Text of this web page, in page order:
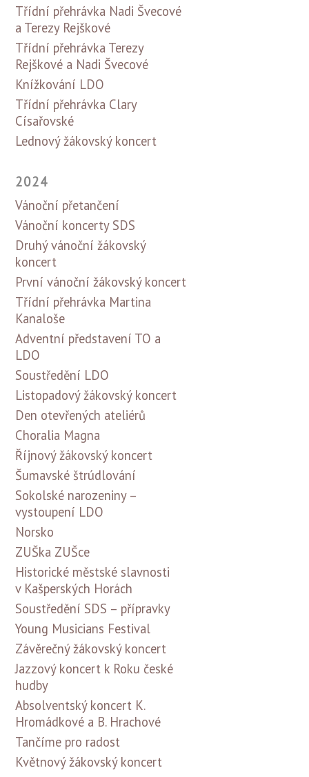
Třídní přehrávka Nadi Švecové
a Terezy Rejškové
Třídní přehrávka Terezy
Rejškové a Nadi Švecové
Knížkování LDO
Třídní přehrávka Clary
Císařovské
Lednový žákovský koncert
2024
Vánoční přetančení
Vánoční koncerty SDS
Druhý vánoční žákovský
koncert
První vánoční žákovský koncert
Třídní přehrávka Martina
Kanaloše
Adventní představení TO a
LDO
Soustředění LDO
Listopadový žákovský koncert
Den otevřených ateliérů
Choralia Magna
Říjnový žákovský koncert
Šumavské štrúdlování
Sokolské narozeniny –
vystoupení LDO
Norsko
ZUŠka ZUŠce
Historické městské slavnosti
v Kašperských Horách
Soustředění SDS – přípravky
Young Musicians Festival
Závěrečný žákovský koncert
Jazzový koncert k Roku české
hudby
Absolventský koncert K.
Hromádkové a B. Hrachové
Tančíme pro radost
Květnový žákovský koncert